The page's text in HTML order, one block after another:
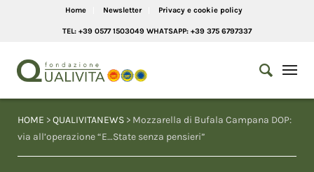
Home Newsletter Privacy e cookie policy
TEL: +39 0577 1503049 WHATSAPP: +39 375 6797337
HOME >QUALIVITANEWS > Mozzarella di Bufala Campana DOP:
via all’operazione “E…State senza pensieri”